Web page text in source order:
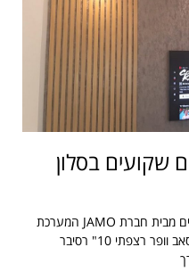
שקועים בסלון
התקנת מערכת סראונד רמקולים שקועים מבית חברת JAMO המערכת
כוללת 5 רמקולים שקועים בגודל 6.5" סאב וופר רצפתי 10" רסיבר